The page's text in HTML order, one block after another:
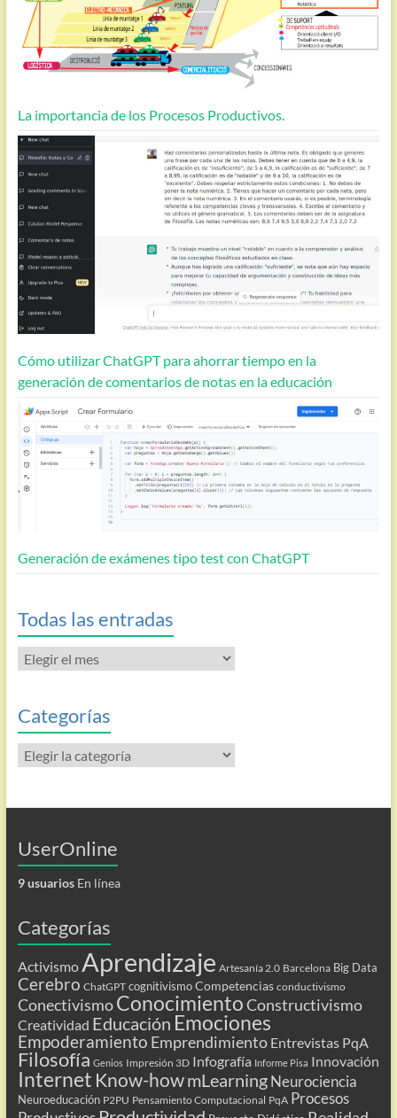
La importancia de los Procesos Productivos.
Cómo utilizar ChatGPT para ahorrar tiempo en la
generación de comentarios de notas en la educación
Generación de exámenes tipo test con ChatGPT
Todas las entradas
Todas
las
Categorías
Categorías
UserOnline
9 usuariosEn línea
Categorías
Activismo Aprendizaje Artesanía 2.0 Barcelona Big Data
Cerebro ChatGPT cognitivismo Competencias conductivismo
ConectivismoConocimientoConstructivismo
Creatividad Educación Emociones
Empoderamiento Emprendimiento Entrevistas PqA
Filosofía Genios Impresión 3D Infografía Informe Pisa Innovación
Internet Know-howmLearning Neurociencia
Neuroeducación P2PU Pensamiento Computacional PqA Procesos